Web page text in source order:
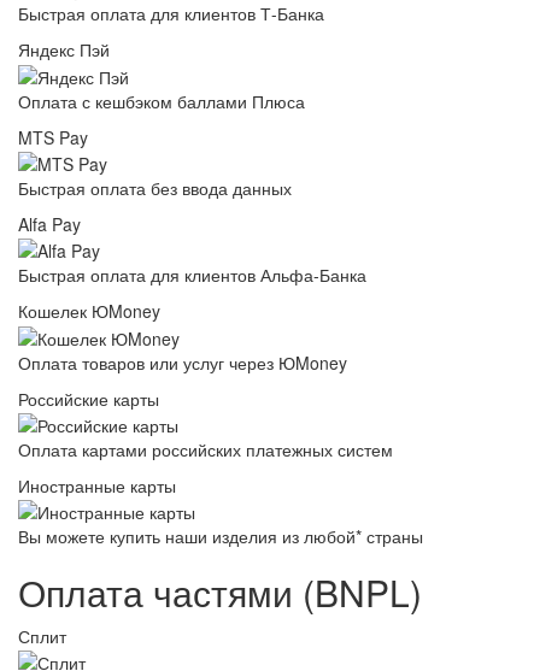
Быстрая оплата для клиентов Т-Банка
Яндекс Пэй
Оплата с кешбэком баллами Плюса
MTS Pay
Быстрая оплата без ввода данных
Alfa Pay
Быстрая оплата для клиентов Альфа-Банка
Кошелек ЮMoney
Оплата товаров или услуг через ЮMoney
Российские карты
Оплата картами российских платежных систем
Иностранные карты
Вы можете купить наши изделия из любой* страны
Оплата частями (BNPL)
Сплит